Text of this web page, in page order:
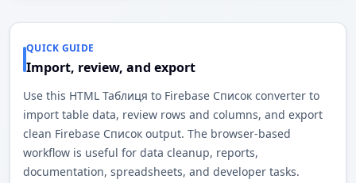
QUICK GUIDE
Import, review, and export
Use this HTML Таблиця to Firebase Список converter to
import table data, review rows and columns, and export
clean Firebase Список output. The browser-based
workflow is useful for data cleanup, reports,
documentation, spreadsheets, and developer tasks.